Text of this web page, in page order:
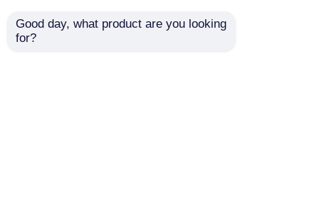
Good day, what product are you looking
for?